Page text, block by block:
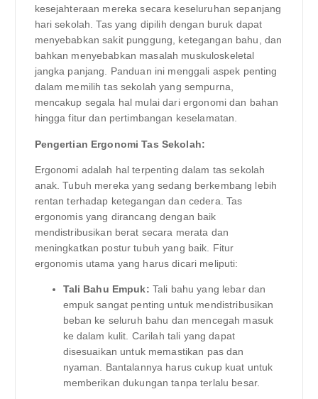
kesejahteraan mereka secara keseluruhan sepanjang
hari sekolah. Tas yang dipilih dengan buruk dapat
menyebabkan sakit punggung, ketegangan bahu, dan
bahkan menyebabkan masalah muskuloskeletal
jangka panjang. Panduan ini menggali aspek penting
dalam memilih tas sekolah yang sempurna,
mencakup segala hal mulai dari ergonomi dan bahan
hingga fitur dan pertimbangan keselamatan.
Pengertian Ergonomi Tas Sekolah:
Ergonomi adalah hal terpenting dalam tas sekolah
anak. Tubuh mereka yang sedang berkembang lebih
rentan terhadap ketegangan dan cedera. Tas
ergonomis yang dirancang dengan baik
mendistribusikan berat secara merata dan
meningkatkan postur tubuh yang baik. Fitur
ergonomis utama yang harus dicari meliputi:
Tali Bahu Empuk: Tali bahu yang lebar dan
empuk sangat penting untuk mendistribusikan
beban ke seluruh bahu dan mencegah masuk
ke dalam kulit. Carilah tali yang dapat
disesuaikan untuk memastikan pas dan
nyaman. Bantalannya harus cukup kuat untuk
memberikan dukungan tanpa terlalu besar.